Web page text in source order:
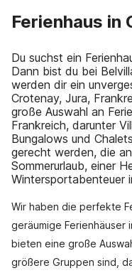
Ferienhaus in
Du suchst ein
Dann bist du bei
werden dir ein
Crotenay, Jura,
große Auswahl an
Frankreich, darunter
Bungalows und
gerecht werden, die
Sommerurlaub, einer
Wintersportabenteuer
Wir haben die perfekte
geräumige Ferienhäuser
bieten eine große
größere Gruppen sind,